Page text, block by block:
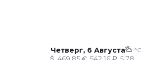
Четверг, 6 Августа °C